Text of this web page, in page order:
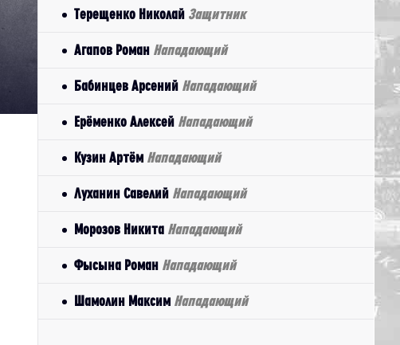
Терещенко Николай Защитник
Агапов Роман Нападающий
Бабинцев Арсений Нападающий
Ерёменко Алексей Нападающий
Кузин Артём Нападающий
Луханин Савелий Нападающий
Морозов Никита Нападающий
Фысына Роман Нападающий
Шамолин Максим Нападающий